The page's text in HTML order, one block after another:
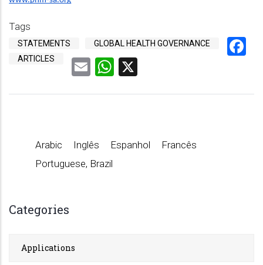
Tags
STATEMENTS
GLOBAL HEALTH GOVERNANCE
ARTICLES
EmailWhatsApp
Arabic Inglês Espanhol
Francês
Portuguese, Brazil
Categories
Applications